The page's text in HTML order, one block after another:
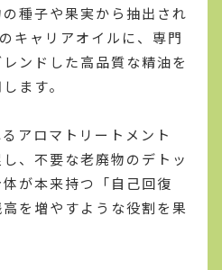
種子や果実から抽出され
キャリアオイルに、専門
ンドした高品質な精油を
ます。
アロマトリートメント
、不要な老廃物のデトッ
が本来持つ「自己回復
を増やすような役割を果